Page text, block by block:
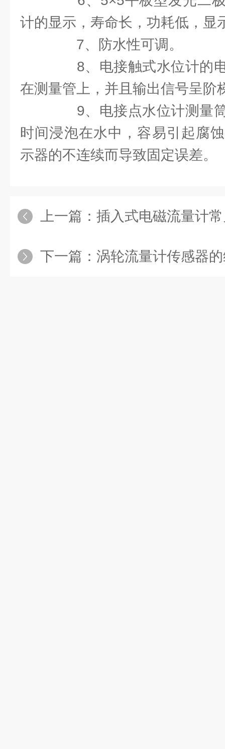
计的显示，寿命长，功耗低，显
7、防水性可调。
8、电接触式水位计的电
在测量管上，并且输出信号呈阶
9、电接点水位计测量筒
时间浸泡在水中，容易引起腐
示器的不连续而导致固定误差。
上一篇： 插入式电磁流量计
下一篇： 涡轮流量计传感器